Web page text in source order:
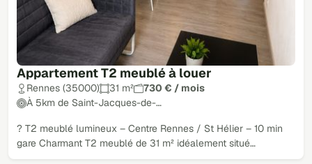
Appartement T2 meublé à louer
Rennes (35000) 31 m²
730 € / mois
À 5km de Saint-Jacques-de-…
? T2 meublé lumineux – Centre Rennes / St Hélier – 10 min
gare Charmant T2 meublé de 31 m² idéalement situé…